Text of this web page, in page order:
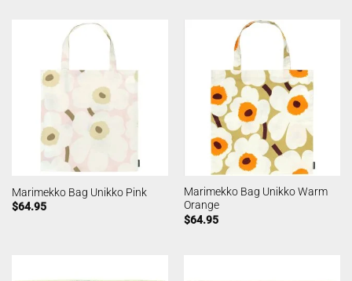
Marimekko Bag Unikko Pink
$64.95
Marimekko Bag Unikko Warm
Orange
$64.95